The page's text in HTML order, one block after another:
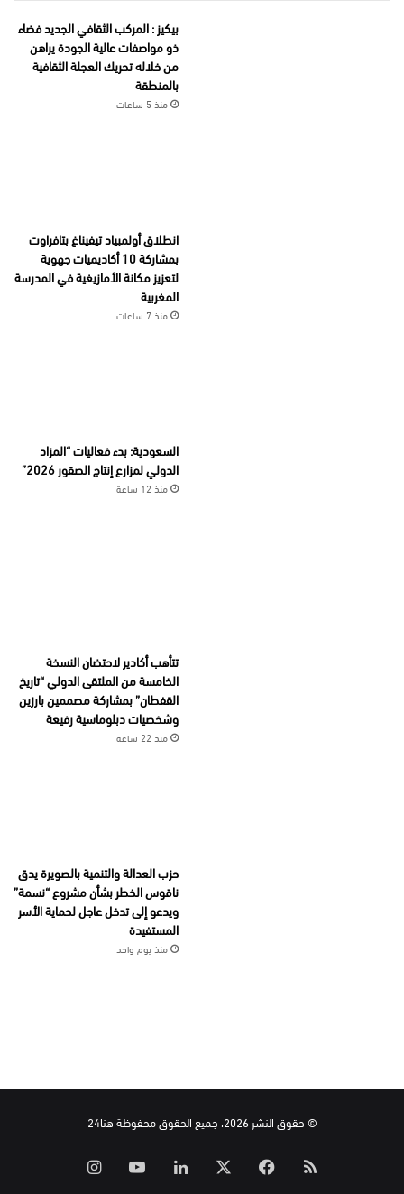
بيكيز : المركب الثقافي الجديد فضاء
ذو مواصفات عالية الجودة يراهن
من خلاله تحريك العجلة الثقافية
بالمنطقة
منذ 5 ساعات
انطلاق أولمبياد تيفيناغ بتافراوت
بمشاركة 10 أكاديميات جهوية
لتعزيز مكانة الأمازيغية في المدرسة
المغربية
منذ 7 ساعات
السعودية: بدء فعاليات “المزاد
الدولي لمزارع إنتاج الصقور 2026”
منذ 12 ساعة
تتأهب أكادير لاحتضان النسخة
الخامسة من الملتقى الدولي “تاريخ
القفطان” بمشاركة مصممين بارزين
وشخصيات دبلوماسية رفيعة
منذ 22 ساعة
حزب العدالة والتنمية بالصويرة يدق
ناقوس الخطر بشأن مشروع “نسمة”
ويدعو إلى تدخل عاجل لحماية الأسر
المستفيدة
منذ يوم واحد
© حقوق النشر 2026، جميع الحقوق محفوظة هنا24
ملخص فيسبوك لينكدإن ‫YouTube